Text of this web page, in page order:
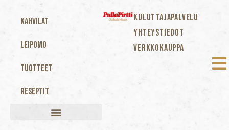
Kahvilat
Leipomo
Tuotteet
Reseptit
KULUTTAJAPALVELU
YHTEYSTIEDOT
VERKKOKAUPPA